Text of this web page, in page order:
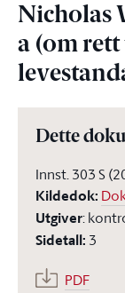
Nicholas
a (om
Dette
Innst. 303 S
Kildedok:
Utgiver:
Sidetall: 3
PDF